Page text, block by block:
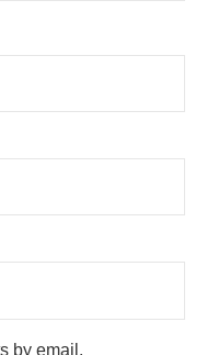
by email.